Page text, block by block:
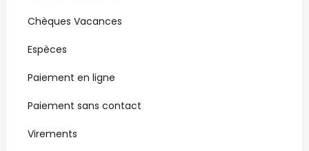
Chèques Vacances
Espèces
Paiement en ligne
Paiement sans contact
Virements